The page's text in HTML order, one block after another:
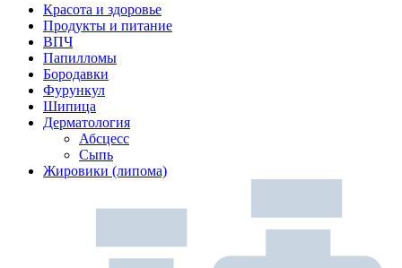
Красота и здоровье
Продукты и питание
ВПЧ
Папилломы
Бородавки
Фурункул
Шипица
Дерматология
Абсцесс
Сыпь
Жировики (липома)